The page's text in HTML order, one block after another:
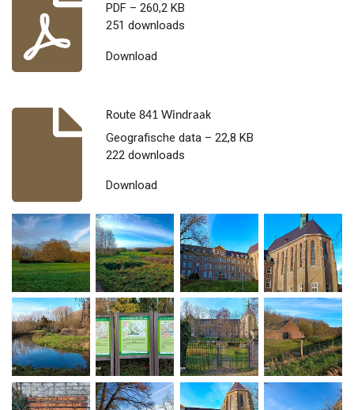
PDF – 260,2 KB
251 downloads
Download
Route 841 Windraak
Geografische data – 22,8 KB
222 downloads
Download